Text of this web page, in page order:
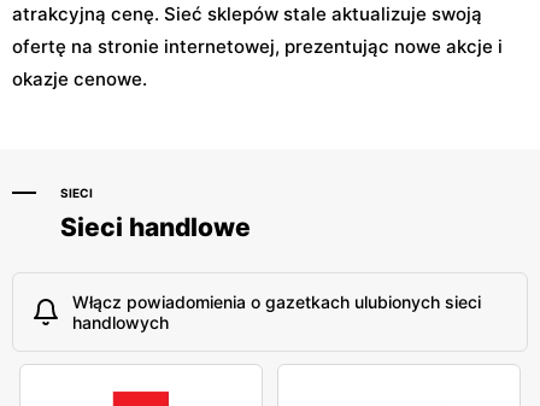
atrakcyjną cenę. Sieć sklepów stale aktualizuje swoją
ofertę na stronie internetowej, prezentując nowe akcje i
okazje cenowe.
SIECI
Sieci handlowe
Włącz powiadomienia o gazetkach ulubionych sieci
handlowych